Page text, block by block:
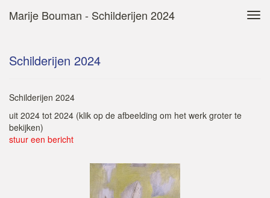
Marije Bouman - Schilderijen 2024
Schilderijen 2024
Schilderijen 2024
uit 2024 tot 2024 (klik op de afbeelding om het werk groter te
bekijken)
stuur een bericht